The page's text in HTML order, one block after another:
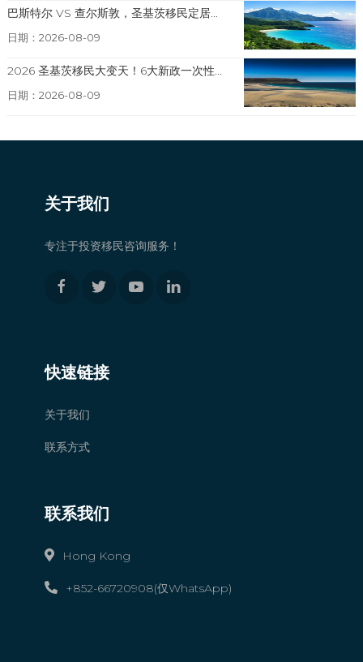
巴斯特尔 VS 查尔斯敦，圣基茨移民定居...
日期：2026-08-09
2026 圣基茨移民大变天！6大新政一次性...
日期：2026-08-09
关于我们
专注于投资移民咨询服务！
快速链接
关于我们
联系方式
联系我们
Hong Kong
+852-66720908(仅WhatsApp)